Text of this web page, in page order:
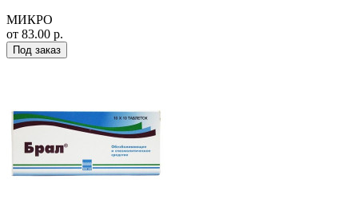
МИКРО
от 83.00 р.
Под заказ